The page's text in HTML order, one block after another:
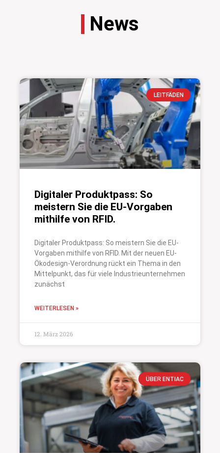
News
LEITFÄDEN
Digitaler Produktpass: So
meistern Sie die EU-Vorgaben
mithilfe von RFID.
Digitaler Produktpass: So meistern Sie die EU-
Vorgaben mithilfe von RFID. Mit der neuen EU-
Ökodesign-Verordnung rückt ein Thema in den
Mittelpunkt, das für viele Industrieunternehmen
zunächst
WEITERLESEN »
12. März 2026
ÜBER ENTIAC